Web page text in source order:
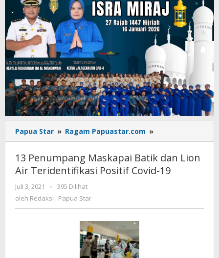
Papua Star » Ragam Papuastar.com »
Penumpang
Batik
dan
13 Penumpang Maskapai Batik dan Lion
Air Teridentifikasi Positif Covid-19
Juli 3, 2021
oleh
Redaksi
-
395 Dilihat
oleh Redaksi : Papua Star